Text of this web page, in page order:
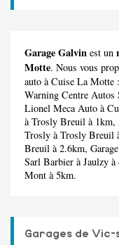
Garage Galvin est un
Motte. Nous vous
auto à Cuise La Motte :
Warning Centre Autos
Lionel Meca Auto à
à Trosly Breuil à 1km,
Trosly à Trosly Breuil
Breuil à 2.6km,
Sarl Barbier à Jaulzy
Mont à 5km.
Garages de Vic-